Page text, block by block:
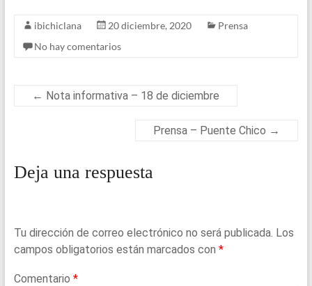
tt
er
ce
b
o
es
ky
ail at
p
p
ar
ibichiclana 20 diciembre, 2020
Prensa
No hay comentarios
← Nota informativa – 18 de diciembre
Prensa – Puente Chico →
Deja una respuesta
Tu dirección de correo electrónico no será publicada. Los
campos obligatorios están marcados con *
Comentario *